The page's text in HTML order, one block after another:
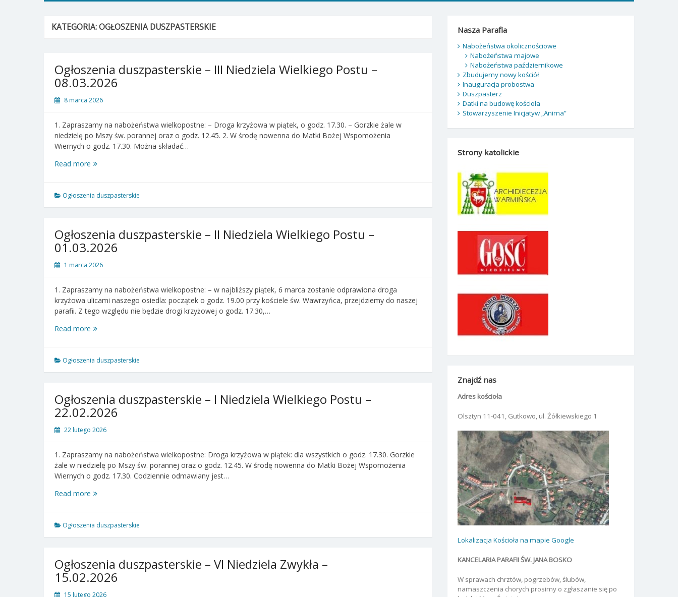
KATEGORIA:OGŁOSZENIA DUSZPASTERSKIE
Ogłoszenia duszpasterskie – III Niedziela Wielkiego Postu –
08.03.2026
8 marca 2026
1. Zapraszamy na nabożeństwa wielkopostne: – Droga krzyżowa w piątek, o godz. 17.30. – Gorzkie żale w
niedzielę po Mszy św. porannej oraz o godz. 12.45. 2. W środę nowenna do Matki Bożej Wspomożenia
Wiernych o godz. 17.30. Można składać…
Read more Ogłoszenia
III
Niedziela
–
08.03.2026
Ogłoszenia duszpasterskie
Ogłoszenia duszpasterskie – II Niedziela Wielkiego Postu –
01.03.2026
1 marca 2026
1. Zapraszamy na nabożeństwa wielkopostne: – w najbliższy piątek, 6 marca zostanie odprawiona droga
krzyżowa ulicami naszego osiedla: początek o godz. 19.00 przy kościele św. Wawrzyńca, przejdziemy do naszej
parafii. Z tego względu nie będzie drogi krzyżowej o godz. 17.30,…
Read more Ogłoszenia
II
Niedziela
–
01.03.2026
Ogłoszenia duszpasterskie
Ogłoszenia duszpasterskie – I Niedziela Wielkiego Postu –
22.02.2026
22 lutego 2026
1. Zapraszamy na nabożeństwa wielkopostne: Droga krzyżowa w piątek: dla wszystkich o godz. 17.30. Gorzkie
żale w niedzielę po Mszy św. porannej oraz o godz. 12.45. W środę nowenna do Matki Bożej Wspomożenia
Wiernych o godz. 17.30. Codziennie odmawiany jest…
Read more Ogłoszenia
I
Niedziela
–
22.02.2026
Ogłoszenia duszpasterskie
Ogłoszenia duszpasterskie – VI Niedziela Zwykła –
15.02.2026
15 lutego 2026
Nasza Parafia
Nabożeństwa okolicznościowe
Nabożeństwa majowe
Nabożeństwa październikowe
Zbudujemy nowy kościół
Inauguracja probostwa
Duszpasterz
Datki na budowę kościoła
Stowarzyszenie Inicjatyw „Anima”
Strony katolickie
Znajdź nas
Adres kościoła
Olsztyn 11-041, Gutkowo, ul. Żółkiewskiego 1
Lokalizacja Kościoła na mapie Google
KANCELARIA PARAFII ŚW. JANA BOSKO
W sprawach chrztów, pogrzebów, ślubów,
namaszczenia chorych prosimy o zgłaszanie się po